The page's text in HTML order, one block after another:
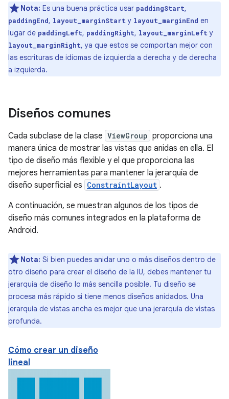
Nota: Es una buena práctica usar paddingStart,
paddingEnd, layout_marginStarty layout_marginEnd en
lugar de paddingLeft, paddingRight, layout_marginLefty
layout_marginRight, ya que estos se comportan mejor con
las escrituras de idiomas de izquierda a derecha y de derecha
a izquierda.
Diseños comunes
Cada subclase de la clase ViewGroup proporciona una
manera única de mostrar las vistas que anidas en ella. El
tipo de diseño más flexible y el que proporciona las
mejores herramientas para mantener la jerarquía de
diseño superficial es ConstraintLayout .
A continuación, se muestran algunos de los tipos de
diseño más comunes integrados en la plataforma de
Android.
Nota: Si bien puedes anidar uno o más diseños dentro de
otro diseño para crear el diseño de la IU, debes mantener tu
jerarquía de diseño lo más sencilla posible. Tu diseño se
procesa más rápido si tiene menos diseños anidados. Una
jerarquía de vistas ancha es mejor que una jerarquía de vistas
profunda.
Cómo crear un diseño
lineal